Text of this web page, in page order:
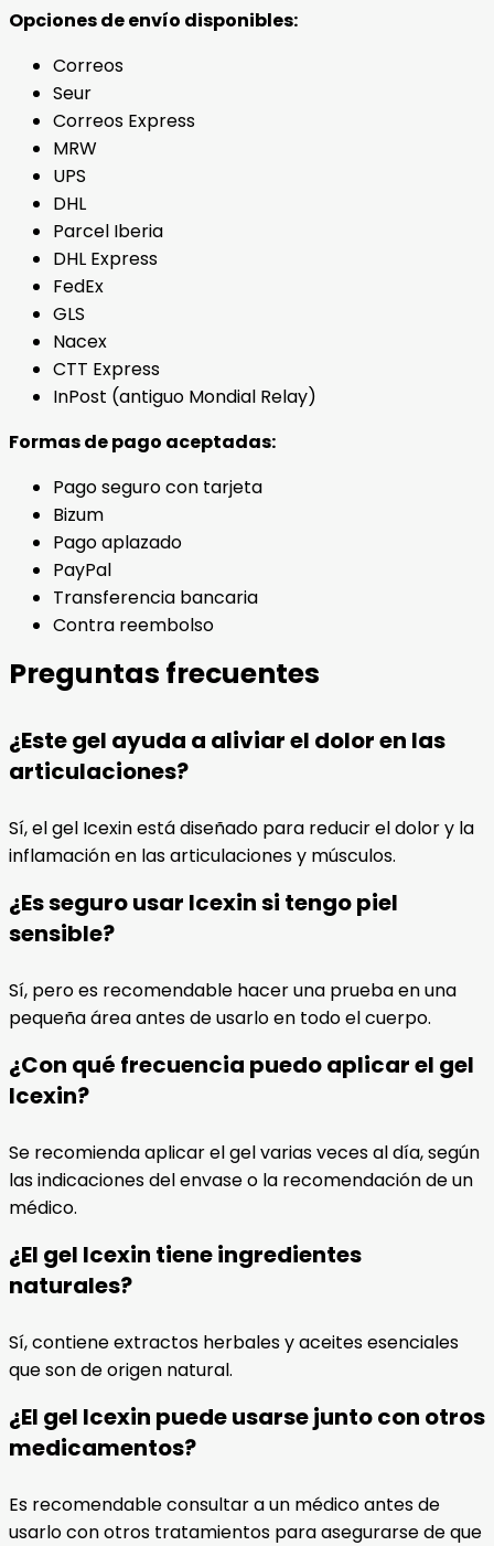
Opciones de envío disponibles:
Correos
Seur
Correos Express
MRW
UPS
DHL
Parcel Iberia
DHL Express
FedEx
GLS
Nacex
CTT Express
InPost (antiguo Mondial Relay)
Formas de pago aceptadas:
Pago seguro con tarjeta
Bizum
Pago aplazado
PayPal
Transferencia bancaria
Contra reembolso
Preguntas frecuentes
¿Este gel ayuda a aliviar el dolor en las
articulaciones?
Sí, el gel Icexin está diseñado para reducir el dolor y la
inflamación en las articulaciones y músculos.
¿Es seguro usar Icexin si tengo piel
sensible?
Sí, pero es recomendable hacer una prueba en una
pequeña área antes de usarlo en todo el cuerpo.
¿Con qué frecuencia puedo aplicar el gel
Icexin?
Se recomienda aplicar el gel varias veces al día, según
las indicaciones del envase o la recomendación de un
médico.
¿El gel Icexin tiene ingredientes
naturales?
Sí, contiene extractos herbales y aceites esenciales
que son de origen natural.
¿El gel Icexin puede usarse junto con otros
medicamentos?
Es recomendable consultar a un médico antes de
usarlo con otros tratamientos para asegurarse de que